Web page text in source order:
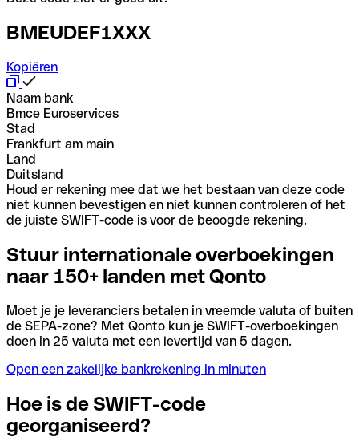
BMEUDEF1XXX
Kopiëren
Naam bank
Bmce Euroservices
Stad
Frankfurt am main
Land
Duitsland
Houd er rekening mee dat we het bestaan van deze code
niet kunnen bevestigen en niet kunnen controleren of het
de juiste SWIFT-code is voor de beoogde rekening.
Stuur internationale overboekingen
naar 150+ landen met Qonto
Moet je je leveranciers betalen in vreemde valuta of buiten
de SEPA-zone? Met Qonto kun je SWIFT-overboekingen
doen in 25 valuta met een levertijd van 5 dagen.
Open een zakelijke bankrekening in minuten
Hoe is de SWIFT-code
georganiseerd?